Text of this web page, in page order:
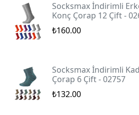
Socksmax İndirimli
Konç Çorap 12 Çift -
₺160.00
Socksmax İndirimli
Çorap 6 Çift - 02757
₺132.00